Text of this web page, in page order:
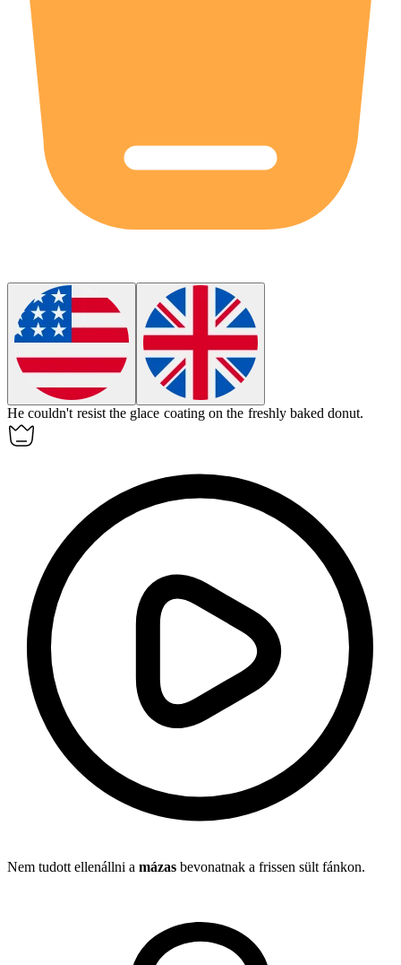
He couldn't resist the glace coating on the freshly baked donut.
Nem tudott ellenállni a mázas bevonatnak a frissen sült fánkon.